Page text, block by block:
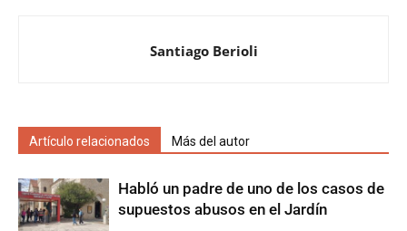
Santiago Berioli
Artículo relacionados Más del autor
Habló un padre de uno de los casos de
supuestos abusos en el Jardín